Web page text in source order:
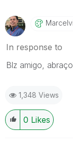
In response to
Blz amigo,
1,348 Views
0 Likes